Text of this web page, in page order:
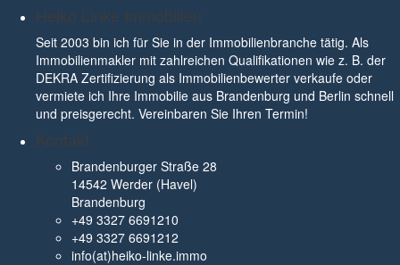
Heiko Linke Immobilien
Seit 2003 bin ich für Sie in der Immobilienbranche tätig. Als
Immobilienmakler mit zahlreichen Qualifikationen wie z. B. der
DEKRA Zertifizierung als Immobilienbewerter verkaufe oder
vermiete ich Ihre Immobilie aus Brandenburg und Berlin schnell
und preisgerecht. Vereinbaren Sie Ihren Termin!
Kontakt
Brandenburger Straße 28
14542 Werder (Havel)
Brandenburg
+49 3327 6691210
+49 3327 6691212
info(at)heiko-linke.immo